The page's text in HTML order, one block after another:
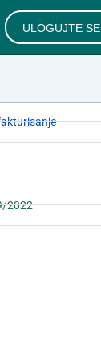
ULOGUJTE SE
2022